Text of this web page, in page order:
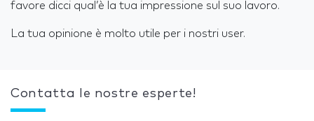
favore dicci qual’è la tua impressione sul suo lavoro.
La tua opinione è molto utile per i nostri user.
Contatta le nostre esperte!